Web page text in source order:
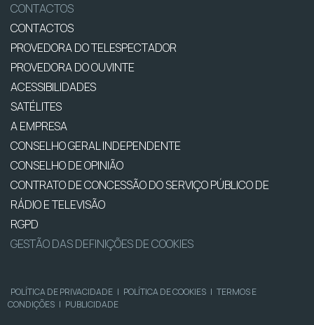
CONTACTOS
CONTACTOS
PROVEDORA DO TELESPECTADOR
PROVEDORA DO OUVINTE
ACESSIBILIDADES
SATÉLITES
A EMPRESA
CONSELHO GERAL INDEPENDENTE
CONSELHO DE OPINIÃO
CONTRATO DE CONCESSÃO DO SERVIÇO PÚBLICO DE
RÁDIO E TELEVISÃO
RGPD
GESTÃO DAS DEFINIÇÕES DE COOKIES
POLÍTICA DE PRIVACIDADE | POLÍTICA DE COOKIES | TERMOS E
CONDIÇÕES | PUBLICIDADE